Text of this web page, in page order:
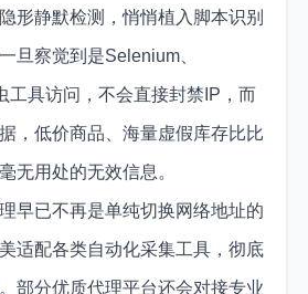
形静默检测，悄悄植入脚本识别
旦察觉到是Selenium、
工具访问，不会直接封禁IP，而
，低价商品、海量虚假库存比比
无用处的无效信息。
早已不再是单纯切换网络地址的
适配各类自动化采集工具，彻底
部分优质代理平台还会对接专业